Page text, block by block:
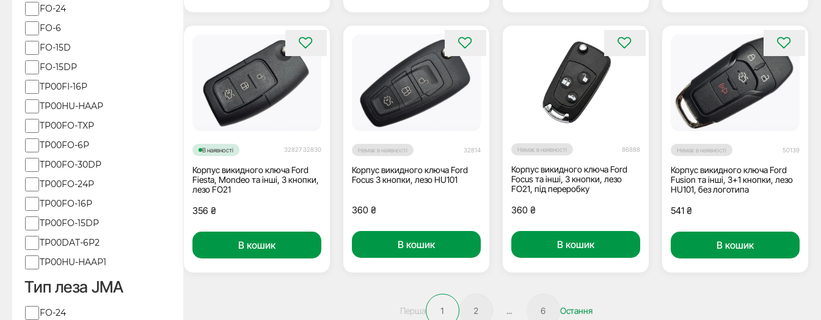
Тип
леза
JMA
FO-24
FO-6
FO-15D
FO-15DP
TP00FI-16P
TP00HU-HAAP
TP00FO-TXP
TP00FO-6P
TP00FO-30DP
TP00FO-24P
TP00FO-16P
TP00FO-15DP
TP00DAT-6P2
TP00HU-HAAP1
Тип леза JMA
ТипFO-24
В наявності 32827 32830
Корпус викидного ключа Ford
Fiesta, Mondeo та інші, 3 кнопки,
лезо FO21
356 ₴
В кошик
Немає в наявності 32814
Корпус викидного ключа Ford
Focus 3 кнопки, лезо HU101
360 ₴
В кошик
Немає в наявності 86888
Корпус викидного ключа Ford
Focus та інші, 3 кнопки, лезо
FO21, під переробку
360 ₴
В кошик
Немає в наявності 50139
Корпус викидного ключа Ford
Fusion та інші, 3+1 кнопки, лезо
HU101, без логотипа
541 ₴
В кошик
Перша 1 2 ... 6 Остання